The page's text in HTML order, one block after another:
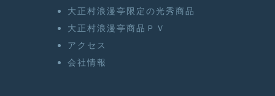
大正村浪漫亭限定の光秀商品
大正村浪漫亭商品ＰＶ
アクセス
会社情報